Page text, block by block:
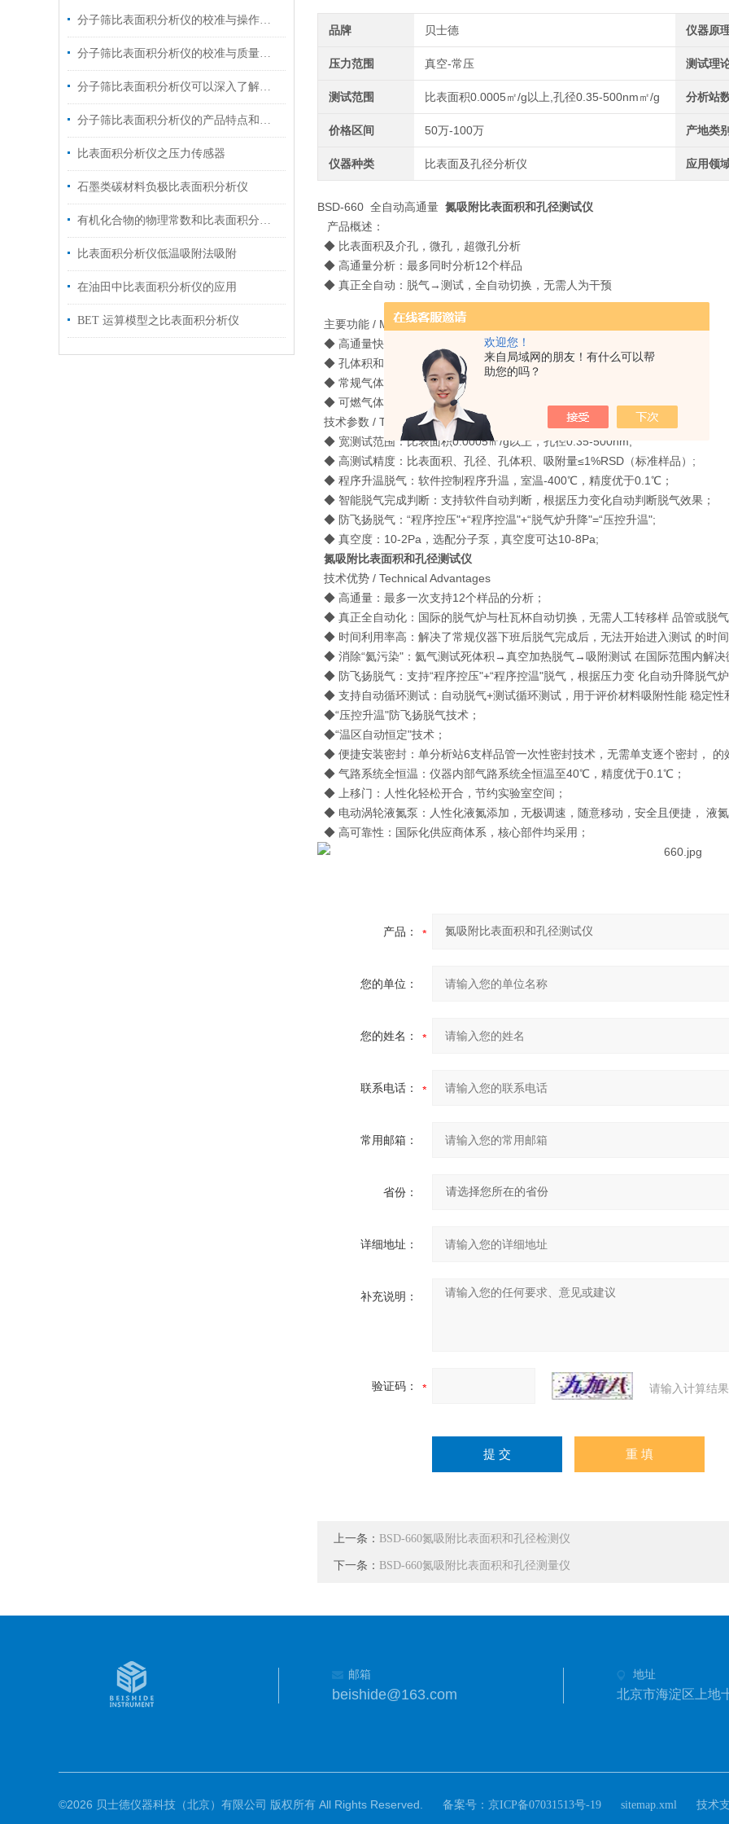
欢迎您！
来自局域网的朋友！有什么可以帮
助您的吗？
分子筛比表面积分析仪的校准与操作要点概述
分子筛比表面积分析仪的校准与质量控制技巧分析
分子筛比表面积分析仪可以深入了解分子筛的结构和性能
分子筛比表面积分析仪的产品特点和操作方法介绍
比表面积分析仪之压力传感器
石墨类碳材料负极比表面积分析仪
有机化合物的物理常数和比表面积分析仪的吸附
比表面积分析仪低温吸附法吸附
在油田中比表面积分析仪的应用
BET 运算模型之比表面积分析仪
品牌 贝士德 仪器原
压力范围 真空-常压 测试理
测试范围 比表面积0.0005㎡/g以上,孔径0.35-500nm㎡/g 分析站
价格区间 50万-100万 产地类别
仪器种类 比表面及孔径分析仪 应用领
BSD-660 全自动高通量 氮吸附比表面积和孔径测试仪
产品概述：
◆ 比表面积及介孔，微孔，超微孔分析
◆ 高通量分析：最多同时分析12个样品
◆ 真正全自动：脱气→测试，全自动切换，无需人为干预
主要功能 / Main Function
◆ 高通量快速比表面积分析；
◆ 孔体积和孔径分布（介孔、微孔、超微孔）
◆ 常规气体吸附，如 N2,O2,Ar,CO,CO2 等
◆ 可燃气体吸附，如 H2,CH4,C2H6 等烷烯炔烃；
技术参数 / Technical Parameter
◆ 宽测试范围：比表面积0.0005㎡/g以上，孔径0.35-500nm;
◆ 高测试精度：比表面积、孔径、孔体积、吸附量≤1%RSD（标准样品）;
◆ 程序升温脱气：软件控制程序升温，室温-400℃，精度优于0.1℃；
◆ 智能脱气完成判断：支持软件自动判断，根据压力变化自动判断脱气效果；
◆ 防飞扬脱气：“程序控压"+“程序控温"+“脱气炉升降"=“压控升温";
◆ 真空度：10-2Pa，选配分子泵，真空度可达10-8Pa;
氮吸附比表面积和孔径测试仪
技术优势 / Technical Advantages
◆ 高通量：最多一次支持12个样品的分析；
◆ 真正全自动化：国际的脱气炉与杜瓦杯自动切换，无需人工转移样 品管或脱气
◆ 时间利用率高：解决了常规仪器下班后脱气完成后，无法开始进入测试 的时
◆ 消除“氦污染"：氦气测试死体积→真空加热脱气→吸附测试 在国际范围内解决
◆ 防飞扬脱气：支持“程序控压"+“程序控温"脱气，根据压力变 化自动升降脱气
◆ 支持自动循环测试：自动脱气+测试循环测试，用于评价材料吸附性能 稳定性
◆“压控升温"防飞扬脱气技术；
◆“温区自动恒定"技术；
◆ 便捷安装密封：单分析站6支样品管一次性密封技术，无需单支逐个密封， 的
◆ 气路系统全恒温：仪器内部气路系统全恒温至40℃，精度优于0.1℃；
◆ 上移门：人性化轻松开合，节约实验室空间；
◆ 电动涡轮液氮泵：人性化液氮添加，无极调速，随意移动，安全且便捷， 液氮
◆ 高可靠性：国际化供应商体系，核心部件均采用；
产品：
您的单位：
您的姓名：
联系电话：
常用邮箱：
省份：
详细地址：
补充说明：
验证码： 请输入计算结
上一条： BSD-660氮吸附比表面积和孔径检测仪
下一条： BSD-660氮吸附比表面积和孔径测量仪
邮箱
beishide@163.com
地址
北京市海淀区上地
©2026 贝士德仪器科技（北京）有限公司 版权所有 All Rights Reserved. 备案号： 京ICP备07031513号-19 sitemap.xml 技术